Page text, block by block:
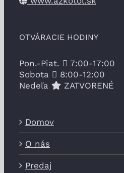
OTVÁRACIE HODINY
Pon.-Piat.
7:00-17:00
Sobota
8:00-12:00
Nedeľa
ZATVORENÉ
Domov
O nás
Predaj